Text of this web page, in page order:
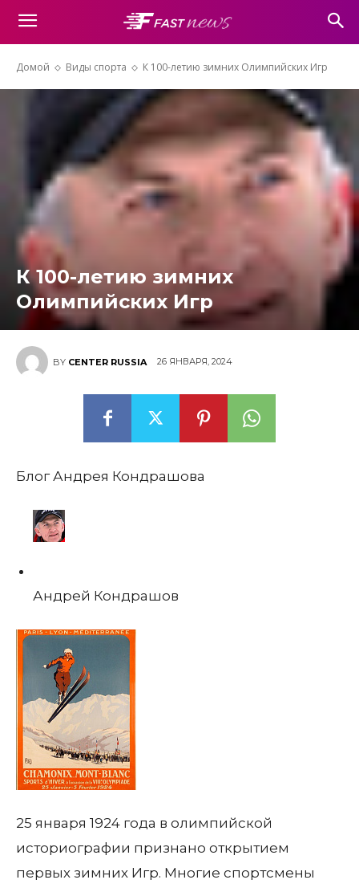
Домой Виды спорта К 100-летию зимних Олимпийских Игр
К 100-летию зимних
Олимпийских Игр
BY CENTER RUSSIA 26 ЯНВАРЯ, 2024
Блог Андрея Кондрашова
Андрей Кондрашов
25 января 1924 года в олимпийской
историографии признано открытием
первых зимних Игр. Многие спортсмены